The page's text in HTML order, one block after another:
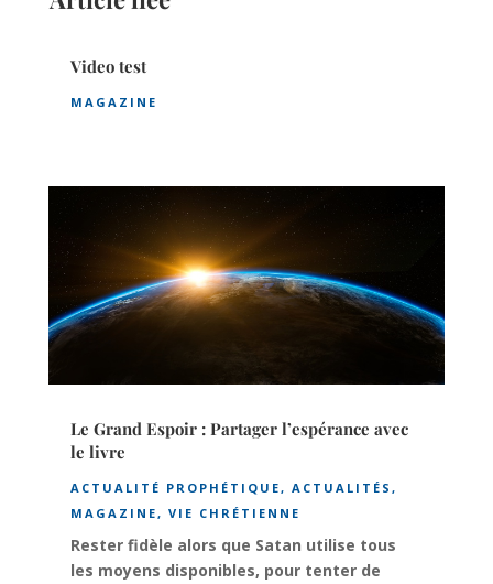
Video test
MAGAZINE
Le Grand Espoir : Partager l’espérance avec
le livre
ACTUALITÉ PROPHÉTIQUE, ACTUALITÉS ,
MAGAZINE, VIE CHRÉTIENNE
Rester fidèle alors que Satan utilise tous
les moyens disponibles, pour tenter de